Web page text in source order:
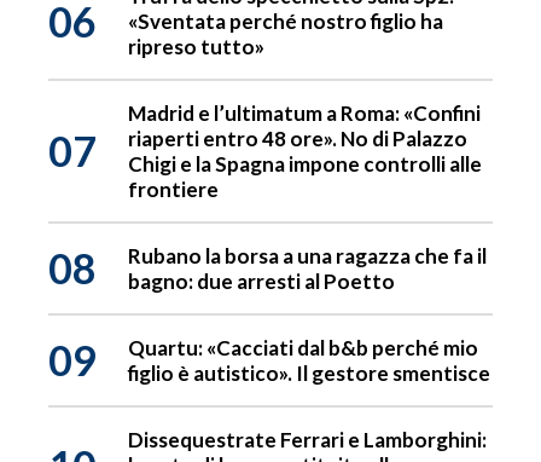
06
«Sventata perché nostro figlio ha
ripreso tutto»
07
Madrid e l’ultimatum a Roma: «Confini
riaperti entro 48 ore». No di Palazzo
Chigi e la Spagna impone controlli alle
frontiere
08
Rubano la borsa a una ragazza che fa il
bagno: due arresti al Poetto
09
Quartu: «Cacciati dal b&b perché mio
figlio è autistico». Il gestore smentisce
Dissequestrate Ferrari e Lamborghini: